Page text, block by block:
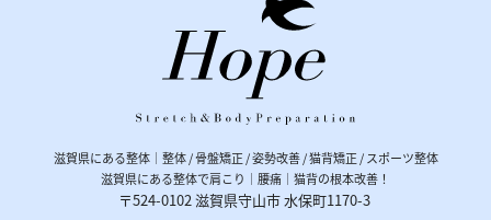
滋賀県にある整体｜整体 / 骨盤矯正 / 姿勢改善 / 猫背矯正 / スポーツ整体
滋賀県にある整体で肩こり｜腰痛｜猫背の根本改善！
〒524-0102 滋賀県守山市水保町1170-3